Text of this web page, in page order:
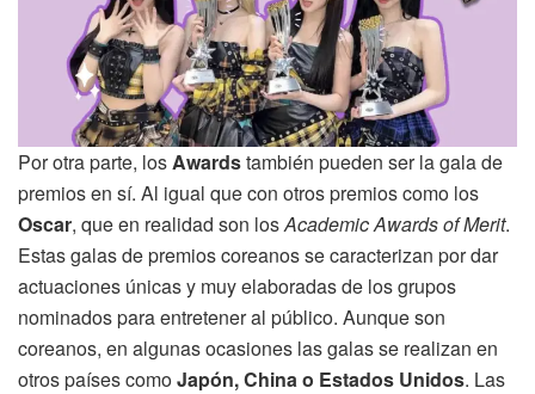
Por otra parte, los Awardstambién pueden ser la gala de
premios en sí. Al igual que con otros premios como los
Oscar, que en realidad son losAcademic Awards of Merit.
Estas galas de premios coreanos se caracterizan por dar
actuaciones únicas y muy elaboradas de los grupos
nominados para entretener al público. Aunque son
coreanos, en algunas ocasiones las galas se realizan en
otros países comoJapón, China o Estados Unidos. Las